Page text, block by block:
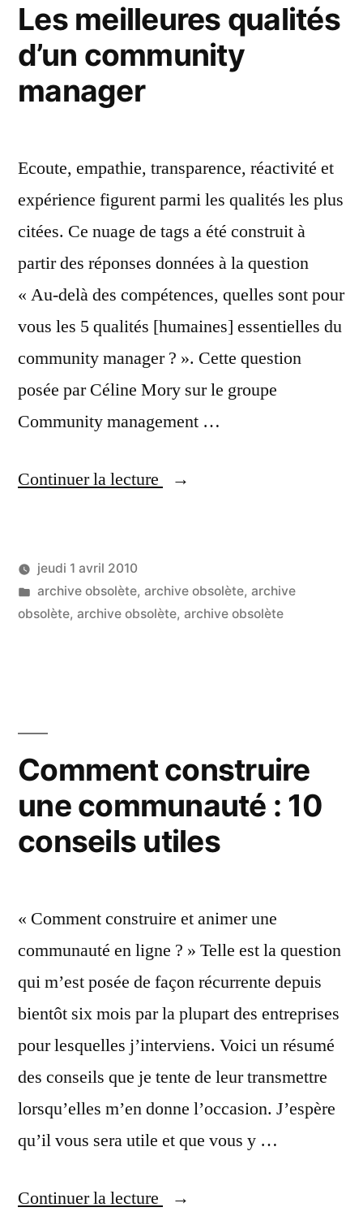
Les meilleures qualités
d’un community
manager
Ecoute, empathie, transparence, réactivité et
expérience figurent parmi les qualités les plus
citées. Ce nuage de tags a été construit à
partir des réponses données à la question
« Au-delà des compétences, quelles sont pour
vous les 5 qualités [humaines] essentielles du
community manager ? ». Cette question
posée par Céline Mory sur le groupe
Community management …
Continuer la lecture
« Les
community
Publié
par
LucL
jeudi 1 avril 2010
Publié
dans
archive obsolète, archive obsolète, archive
obsolète, archive obsolète, archive obsolète
Comment construire
une communauté : 10
conseils utiles
« Comment construire et animer une
communauté en ligne ? » Telle est la question
qui m’est posée de façon récurrente depuis
bientôt six mois par la plupart des entreprises
pour lesquelles j’interviens. Voici un résumé
des conseils que je tente de leur transmettre
lorsqu’elles m’en donne l’occasion. J’espère
qu’il vous sera utile et que vous y …
Continuer la lecture « Comment